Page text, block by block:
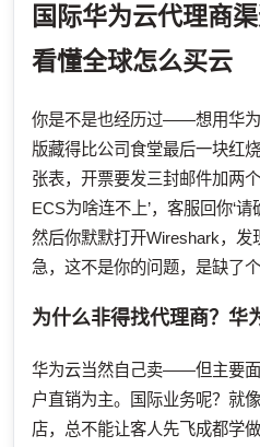
国际华为云代理商
看懂全球怎么买云
你是不是也经历过——想用华
版藏得比公司食堂最后一块红
张表，开票要发三封邮件加两
ECS为啥连不上’，客服回你‘请
然后你默默打开Wireshark，
急，这不是你的问题，是缺了
为什么非得找代理商？华
华为云当然自己卖——但主要
户直销为主。国际业务呢？就
店，总不能让客人先飞成都学